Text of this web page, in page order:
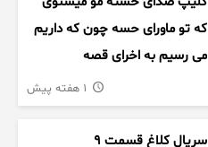
که تو ماورای حسه چون که داریم
می رسیم به اخرای قصه
سریال کلاغ قسمت 9